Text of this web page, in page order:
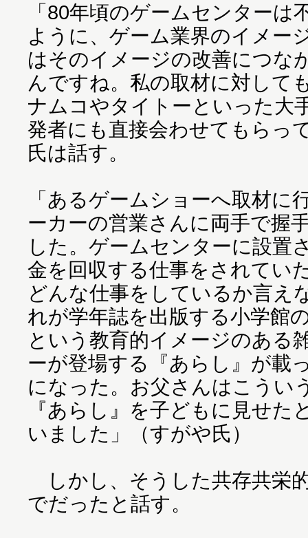
「80年頃のゲームセンター
ように、ゲーム業界のイメー
はそのイメージの改善につな
んですね。私の取材に対して
ナムコやタイトーといった大
発者にも直接会わせてもらっ
氏は話す。
「あるゲームショーへ取材に
ーカーの営業さんに両手で握
した。ゲームセンターに設置
金を回収する仕事をされてい
どんな仕事をしているか言え
れが学年誌を出版する小学館
という教育的イメージのある
ーが登場する『あらし』が載
になった。お父さんはこうい
『あらし』を子どもに見せた
いました」（すがや氏）
しかし、そうした共存共栄
でだったと話す。